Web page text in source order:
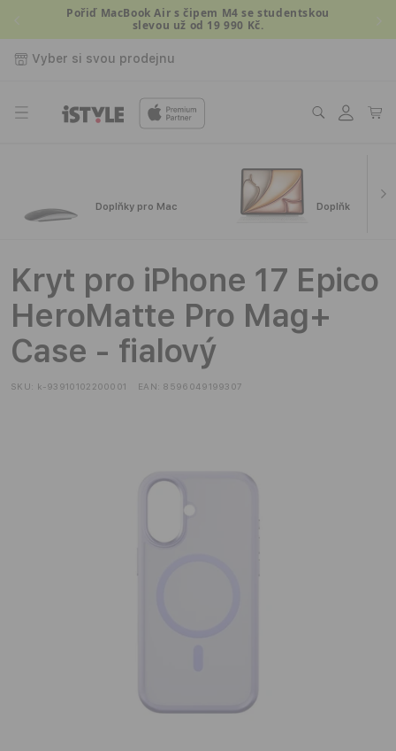
Přejít kPořiď MacBook Air s čipem M4 se studentskou
slevou už od 19 990 Kč.
Vyber si svou prodejnu
Přihlásit
se
Košík
Doplňky pro Mac Doplňky pro
Kryt pro iPhone 17 Epico
HeroMatte Pro Mag+
Case - fialový
SKU: k-93910102200001 EAN: 8596049199307